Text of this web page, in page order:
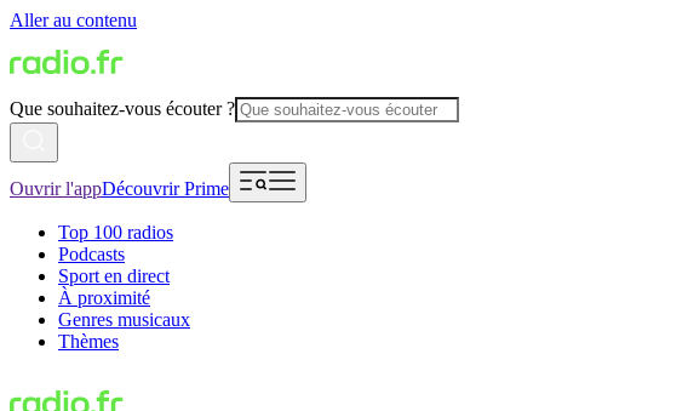
Aller au contenu
Que souhaitez-vous écouter ?
Ouvrir l'appDécouvrir Prime
Top 100 radios
Podcasts
Sport en direct
À proximité
Genres musicaux
Thèmes